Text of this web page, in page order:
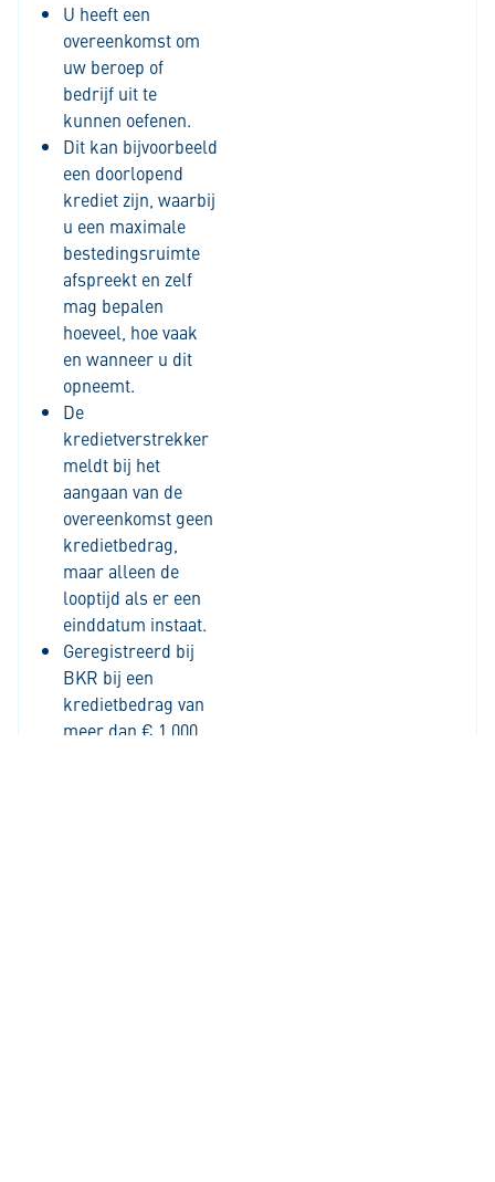
U heeft een
overeenkomst om
uw beroep of
bedrijf uit te
kunnen oefenen.
Dit kan bijvoorbeeld
een doorlopend
krediet zijn, waarbij
u een maximale
bestedingsruimte
afspreekt en zelf
mag bepalen
hoeveel, hoe vaak
en wanneer u dit
opneemt.
De
kredietverstrekker
meldt bij het
aangaan van de
overeenkomst geen
kredietbedrag,
maar alleen de
looptijd als er een
einddatum instaat.
Geregistreerd bij
BKR bij een
kredietbedrag van
meer dan € 1.000.